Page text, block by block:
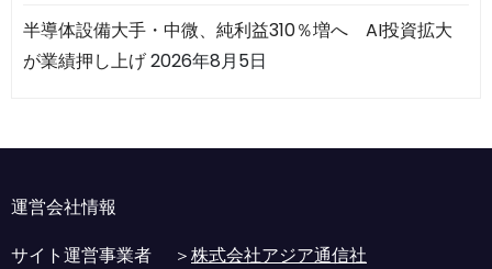
半導体設備大手・中微、純利益310％増へ AI投資拡大
が業績押し上げ2026年8月5日
運営会社情報
サイト運営事業者 ＞株式会社アジア通信社